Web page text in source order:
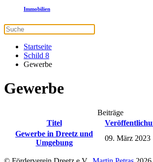
Immobilien
Startseite
Schild 8
Gewerbe
Gewerbe
Beiträge
Titel
Gewerbe in Dreetz und
Umgebung
09. März 2023